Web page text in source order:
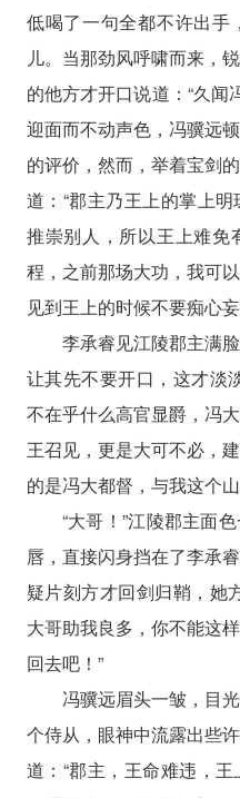
低喝了一句全都不许出手
儿。当那劲风呼啸而来，
的他方才开口说道：“久闻
迎面而不动声色，冯骥远
的评价，然而，举着宝剑
道：“郡主乃王上的掌上
推崇别人，所以王上难免
程，之前那场大功，我可
见到王上的时候不要痴心
李承睿见江陵郡主满
让其先不要开口，这才淡
不在乎什么高官显爵，冯
王召见，更是大可不必，
的是冯大都督，与我这个
“大哥！”江陵郡主面
唇，直接闪身挡在了李承
疑片刻方才回剑归鞘，她
大哥助我良多，你不能这
回去吧！”
冯骥远眉头一皱，目
个侍从，眼神中流露出些
道：“郡主，王命难违，